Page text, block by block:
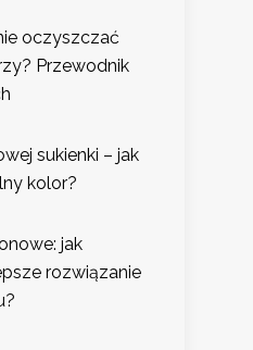
oczyszczać
Przewodnik
sukienki – jak
kolor?
jak
rozwiązanie